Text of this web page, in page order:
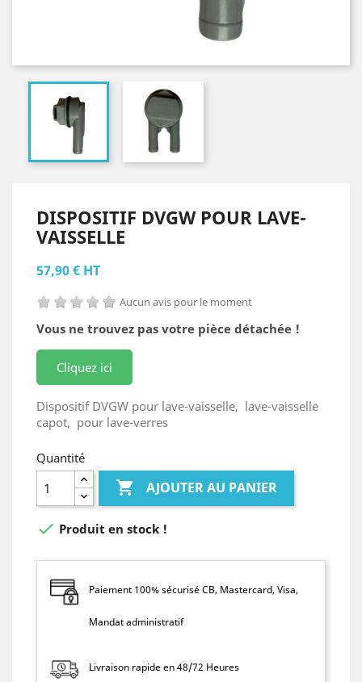
DISPOSITIF DVGW POUR LAVE-
VAISSELLE
57,90 € HT
Aucun avis pour le moment
Vous ne trouvez pas votre pièce détachée !
Cliquez ici
Dispositif DVGW pour lave-vaisselle, lave-vaisselle
capot, pour lave-verres
Quantité
 AJOUTER AU PANIER
 Produit en stock !
Paiement 100% sécurisé CB, Mastercard, Visa,
Mandat administratif
Livraison rapide en 48/72 Heures